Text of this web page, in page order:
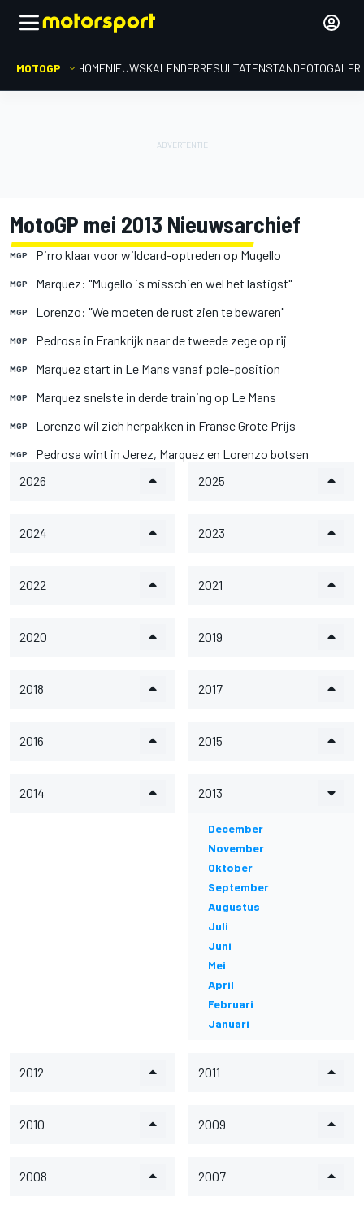
MOTOGP HOMENIEUWSKALENDERRESULTATENSTAND
MotoGP mei 2013 Nieuwsarchief
MGP Pirro klaar voor wildcard-optreden op Mugello
MGP Marquez: "Mugello is misschien wel het lastigst"
MGP Lorenzo: "We moeten de rust zien te bewaren"
MGP Pedrosa in Frankrijk naar de tweede zege op rij
MGP Marquez start in Le Mans vanaf pole-position
MGP Marquez snelste in derde training op Le Mans
MGP Lorenzo wil zich herpakken in Franse Grote Prijs
MGP
Pedrosa wint in Jerez, Marquez en Lorenzo botsen
2026
2025
2024 2023
2022 2021
2020 2019
2018 2017
2016 2015
2014 2013
December
November
Oktober
September
Augustus
Juli
Juni
Mei
April
Februari
Januari
2012 2011
2010 2009
2008 2007